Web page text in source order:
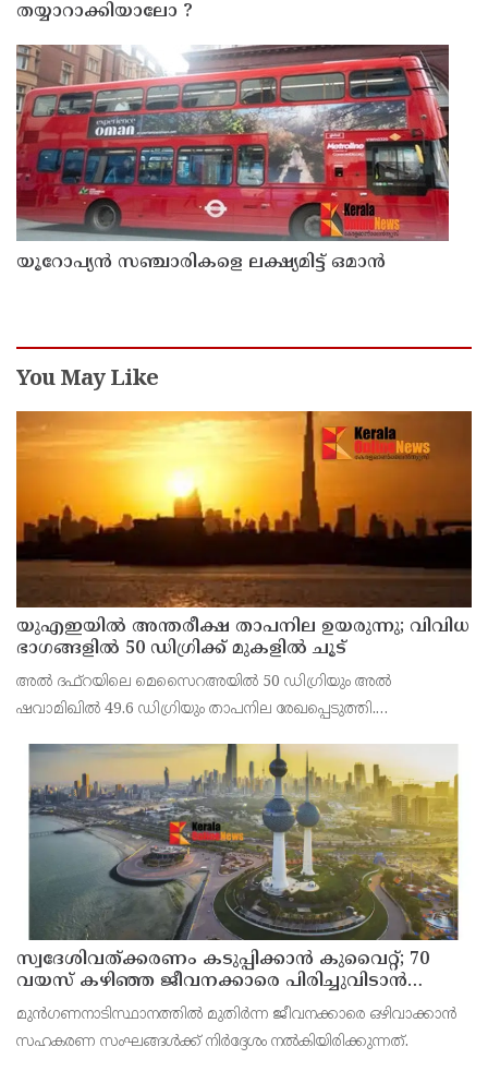
തയ്യാറാക്കിയാലോ ?
യൂറോപ്യന്‍ സഞ്ചാരികളെ ലക്ഷ്യമിട്ട് ഒമാന്‍
You May Like
യുഎഇയില്‍ അന്തരീക്ഷ താപനില ഉയരുന്നു; വിവിധ
ഭാഗങ്ങളില്‍ 50 ഡിഗ്രിക്ക് മുകളില്‍ ചൂട്
അല്‍ ദഫ്റയിലെ മെസൈറഅയില്‍ 50 ഡിഗ്രിയും അല്‍
ഷവാമിഖില്‍ 49.6 ഡിഗ്രിയും താപനില രേഖപ്പെടുത്തി.
വന്‍ തോതില്‍ ചൂട് അനുഭവപ്പെട്ടത്.
സ്വദേശിവത്ക്കരണം കടുപ്പിക്കാന്‍ കുവൈറ്റ്; 70
വയസ് കഴിഞ്ഞ ജീവനക്കാരെ പിരിച്ചുവിടാന്‍
തീരുമാനം
മുന്‍ഗണനാടിസ്ഥാനത്തില്‍ മുതിര്‍ന്ന ജീവനക്കാരെ ഒഴിവാക്കാന്‍
സഹകരണ സംഘങ്ങള്‍ക്ക് നിര്‍ദ്ദേശം നല്‍കിയിരിക്കുന്നത്.